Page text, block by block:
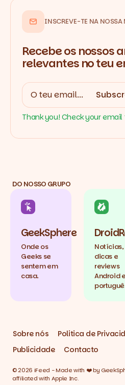
INSCREVE-TE NA NOSSA
Recebe os nossos
relevantes no teu
Thank you! Check your
DO NOSSO GRUPO
GeekSphere
Onde os
Geeks se
sentem em
casa.
Notícias,
dicas e
reviews
Android
Sobre nós Politica de
Publicidade
Contacto
© 2026 iFeed - Made with ❤️ by
affiliated with Apple Inc.